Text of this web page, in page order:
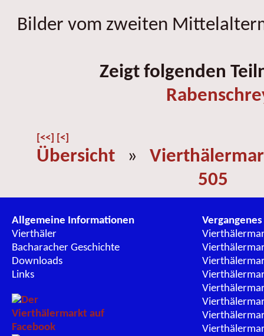
Bilder vom zweiten
Zeigt folgenden
[<<] [<]
Übersicht »
505
Allgemeine Informationen
Vierthäler
Bacharacher Geschichte
Downloads
Links
Vergangenes